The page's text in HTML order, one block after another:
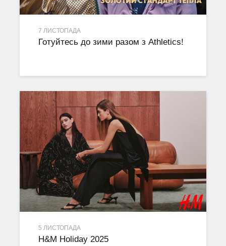
7 ЛИСТОПАДА
Готуйтесь до зими разом з Athletics!
5 ЛИСТОПАДА
H&M Holiday 2025